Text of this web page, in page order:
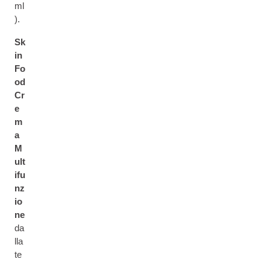
ml
).
Sk
in
Fo
od
Cr
e
m
a
M
ult
ifu
nz
io
ne
da
lla
te